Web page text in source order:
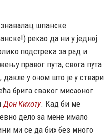
шпанске
рекао да ни у једној
подстрека за рад и
правог пута, свога пута
у оном што је у ствари
брига сваког мисаоног
Дон Кихоту. Кад би ме
дело за мене имало
ми се да бих без много